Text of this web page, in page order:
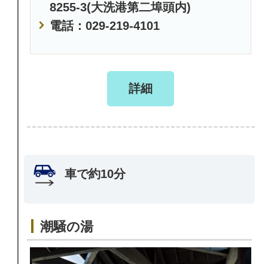
8255-3(大洗港第二埠頭内)
電話：029-219-4101
詳細
車で約10分
潮騒の湯